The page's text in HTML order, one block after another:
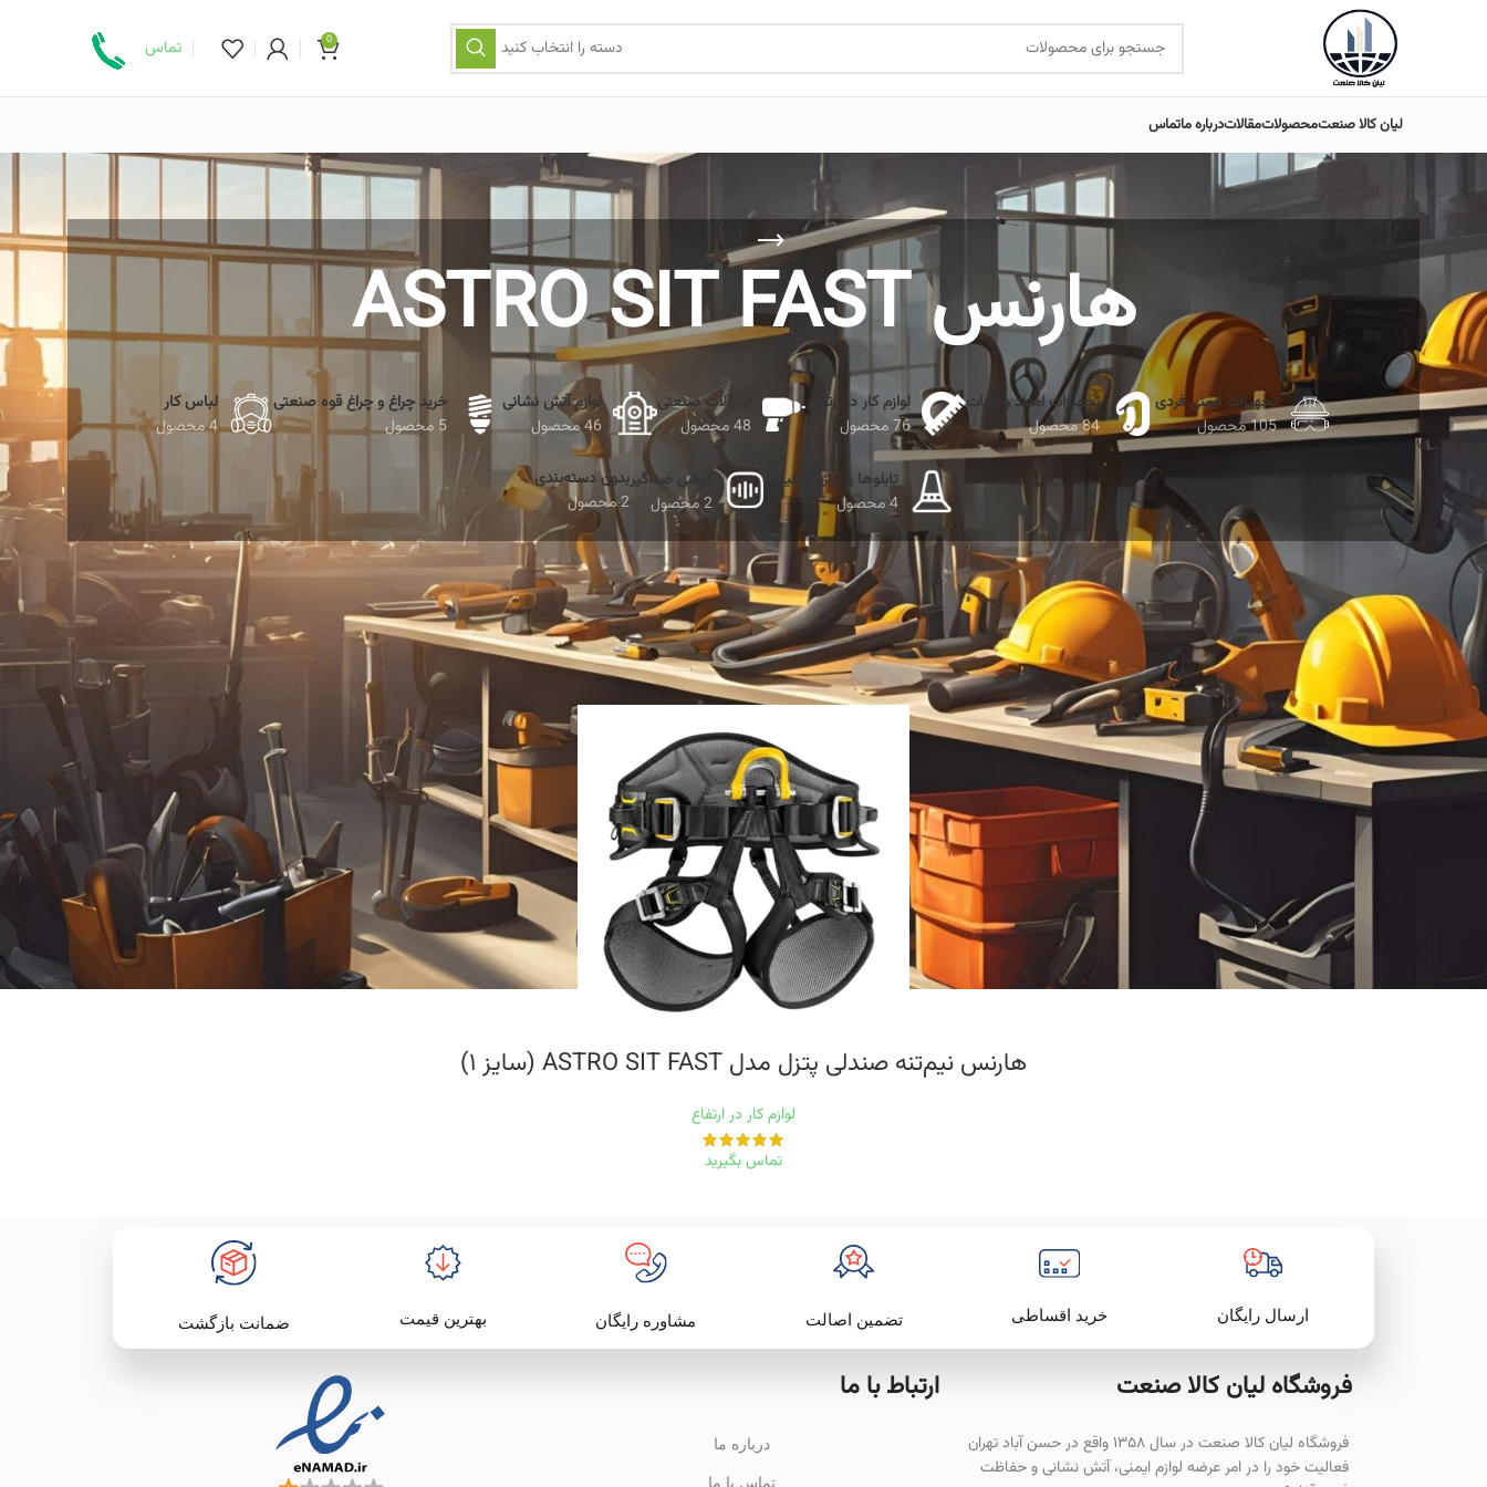
دسته را انتخاب کنید 0 تماس
لیان کالا صنعتمحصولاتمقالاتدرباره ماتماس
هارنس ASTRO SIT FAST
تجهیزات ایمنی فردی
105 محصول
تجهیزات امداد و نجات
84 محصول
لوازم کار در ارتفاع
76 محصول
ابزارآلات صنعتی
48 محصول
لوازم آتش نشانی
46 محصول
خرید چراغ و چراغ قوه صنعتی
5 محصول
لباس کار
4 محصول
تابلوها و لوازم ترافیکی
4 محصول
گوشی صداگیر
2 محصول
بدون دسته‌بندی
2 محصول
خانه محصولات برچسب خورده “هارنس ASTRO SIT FAST” نمایش دهید 9
12
18
هارنس نیم‌تنه صندلی پتزل مدل ASTRO SIT FAST (سایز ۱)
لوازم کار در ارتفاع
تماس بگیرید
ارسال رایگان خرید اقساطی تضمین اصالت مشاوره رایگان بهترین قیمت ضمانت بازگشت
فروشگاه لیان‌ کالا صنعت
فروشگاه لیان کالا صنعت در سال ۱۳۵۸ واقع در حسن آباد تهران
فعالیت خود را در امر عرضه لوازم ایمنی، آتش نشانی و حفاظت
ارتباط با ما
درباره ما
تماس با ما